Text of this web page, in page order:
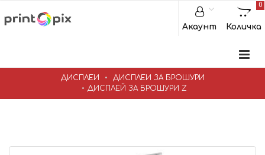
Акаунт
0
Количка
ДИСПЛЕИ
ДИСПЛЕИ ЗА БРОШУРИ
ДИСПЛЕЙ ЗА БРОШУРИ Z